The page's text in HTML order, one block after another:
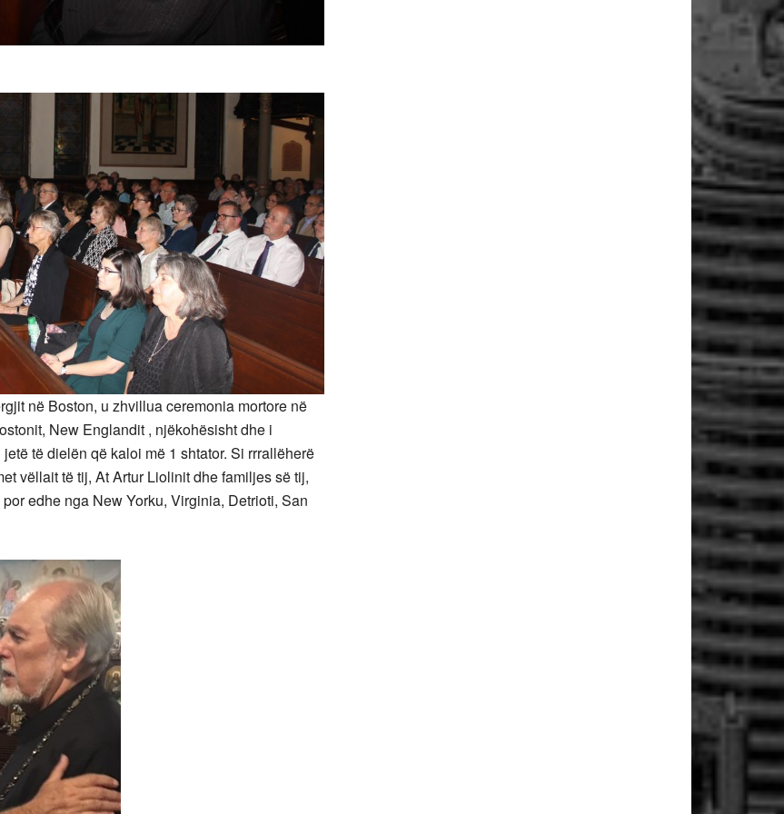
në Boston, u zhvillua ceremonia mortore në
New Englandit , njëkohësisht dhe i
të dielën që kaloi më 1 shtator. Si rrrallëherë
vëllait të tij, At Artur Liolinit dhe familjes së tij,
edhe nga New Yorku, Virginia, Detrioti, San